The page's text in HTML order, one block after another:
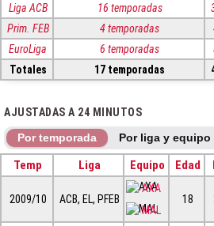
Liga ACB 16 temporadas
Prim. FEB
4 temporadas
EuroLiga
6 temporadas
Totales
17 temporadas
AJUSTADAS A 24 MINUTOS
Por temporada Por liga y equipo
Temp Liga Equipo Edad
2009/10 ACB, EL, PFEB
AXA
MAL
18